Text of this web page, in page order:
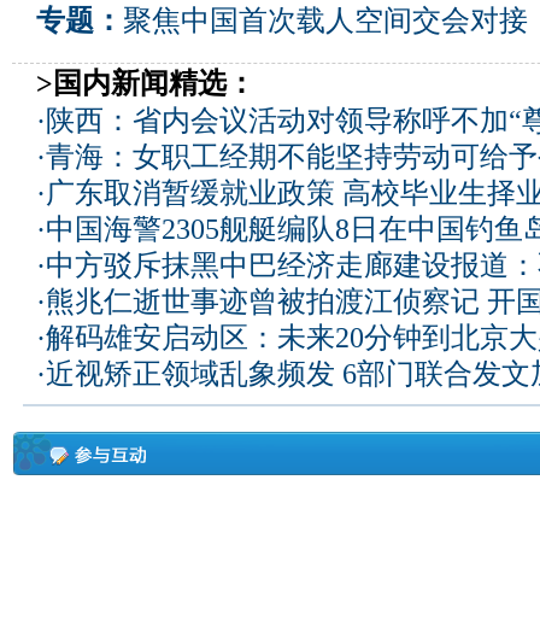
专题： 聚焦中国首次载人空间交会对接
>国内新闻精选：
· 陕西：省内会议活动对领导称呼不加“
·青海：女职工经期不能坚持劳动可给
·广东取消暂缓就业政策 高校毕业生择
·中国海警2305舰艇编队8日在中国钓鱼
·中方驳斥抹黑中巴经济走廊建设报道
·熊兆仁逝世事迹曾被拍渡江侦察记 开
·解码雄安启动区：未来20分钟到北京
·近视矫正领域乱象频发 6部门联合发文